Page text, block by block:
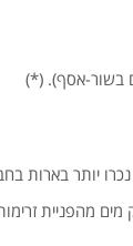
נכרו יותר
מהפניית